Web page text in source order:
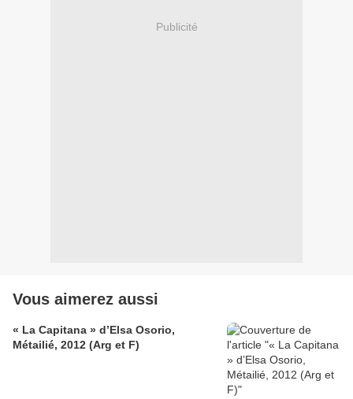
Publicité
Vous aimerez aussi
« La Capitana » d’Elsa Osorio,
Métailié, 2012 (Arg et F)